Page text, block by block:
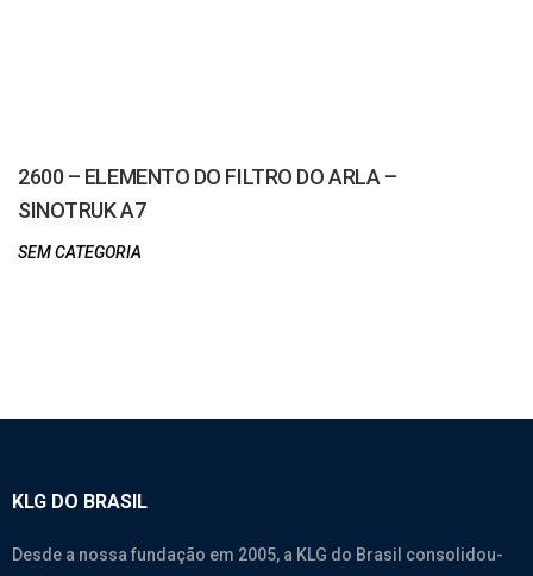
2600 – ELEMENTO DO FILTRO DO ARLA –
SINOTRUK A7
SEM CATEGORIA
KLG DO BRASIL
Desde a nossa fundação em 2005, a KLG do Brasil consolidou-